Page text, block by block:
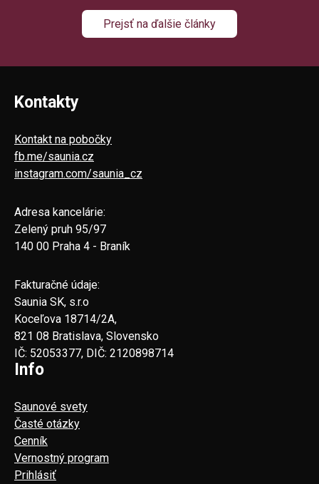
Prejsť na ďalšie články
Kontakty
Kontakt na pobočky
fb.me/saunia.cz
instagram.com/saunia_cz
Adresa kancelárie:
Zelený pruh 95/97
140 00 Praha 4 - Braník
Fakturačné údaje:
Saunia SK, s.r.o
Koceľova 18714/2A,
821 08 Bratislava, Slovensko
IČ: 52053377, DIČ: 2120898714
Info
Saunové svety
Časté otázky
Cenník
Vernostný program
Prihlásiť